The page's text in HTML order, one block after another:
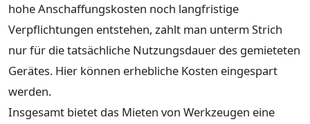
hohe Anschaffungskosten noch langfristige
Verpflichtungen entstehen, zahlt man unterm Strich
nur für die tatsächliche Nutzungsdauer des gemieteten
Gerätes. Hier können erhebliche Kosten eingespart
werden.
Insgesamt bietet das Mieten von Werkzeugen eine